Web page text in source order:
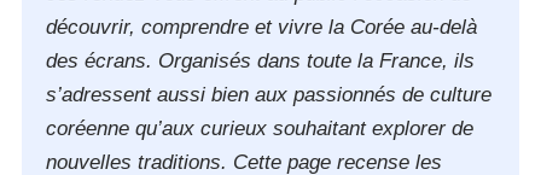
découvrir, comprendre et vivre la Corée au-delà
des écrans. Organisés dans toute la France, ils
s’adressent aussi bien aux passionnés de culture
coréenne qu’aux curieux souhaitant explorer de
nouvelles traditions. Cette page recense les